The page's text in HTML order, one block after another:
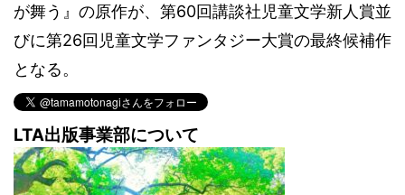
が舞う』の原作が、第60回講談社児童文学新人賞並
びに第26回児童文学ファンタジー大賞の最終候補作
となる。
LTA出版事業部について